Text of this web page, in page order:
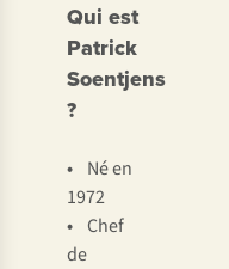
Qui est
Patrick
Soentjens
?
• Né en
1972
• Chef
de